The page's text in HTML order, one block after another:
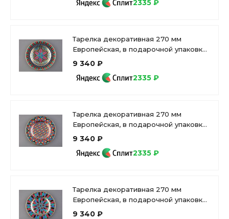
2335 ₽
Тарелка декоративная 270 мм
Европейская, в подарочной упаковке,
рисунок Готическая 4 арт.
9 340 ₽
2335 ₽
Тарелка декоративная 270 мм
Европейская, в подарочной упаковке,
рисунок Готическая 1 арт. 81.27117.00.1
9 340 ₽
2335 ₽
Тарелка декоративная 270 мм
Европейская, в подарочной упаковке,
рисунок Готическая 3 арт.
9 340 ₽